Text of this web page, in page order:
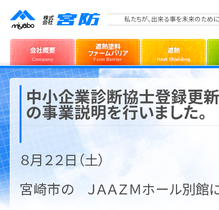
私たちが、出来る事を未来のために
中小企業診断協士登録更
の事業説明を行いました。
８月２２日（土）
宮崎市の ＪＡＡＺＭホール別館